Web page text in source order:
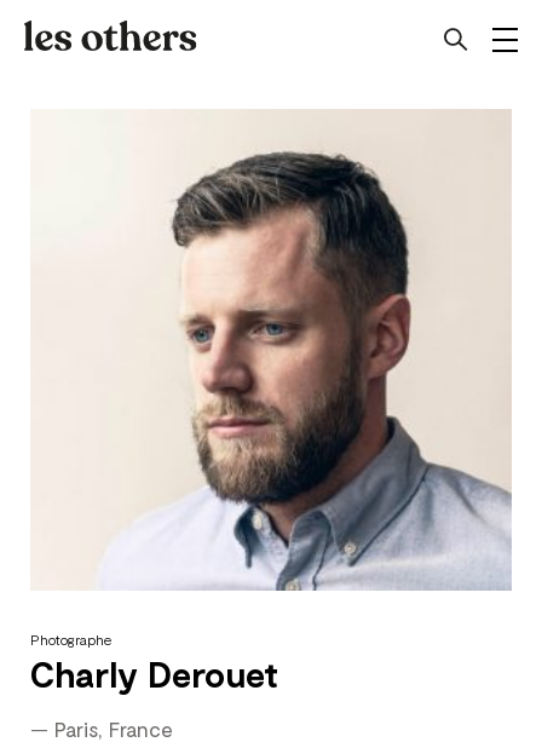
Photographe
Charly Derouet
— Paris, France